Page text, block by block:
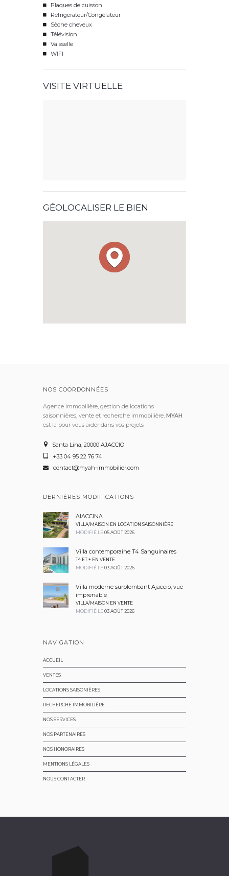
Plaques de cuisson
Réfrigérateur/Congélateur
Sèche cheveux
Télévision
Vaisselle
WIFI
VISITE VIRTUELLE
GÉOLOCALISER LE BIEN
NOS COORDONNÉES
Agence immobilière, gestion de locations
saisonnières, vente et recherche immobilière, MYAH
est la pour vous aider dans vos projets
Santa Lina, 20000 AJACCIO
+33 04 95 22 76 74
contact@myah-immobilier.com
DERNIÈRES MODIFICATIONS
AIACCINA
VILLA/MAISON EN LOCATION SAISONNIÈRE
MODIFIÉ LE 05 AOÛT 2026
Villa contemporaine T4 Sanguinaires
T4 ET + EN VENTE
MODIFIÉ LE 03 AOÛT 2026
Villa moderne surplombant Ajaccio, vue
imprenable
VILLA/MAISON EN VENTE
MODIFIÉ LE 03 AOÛT 2026
NAVIGATION
ACCUEIL
VENTES
LOCATIONS SAISONIÈRES
RECHERCHE IMMOBILIÈRE
NOS SERVICES
NOS PARTENAIRES
NOS HONORAIRES
MENTIONS LÉGALES
NOUS CONTACTER